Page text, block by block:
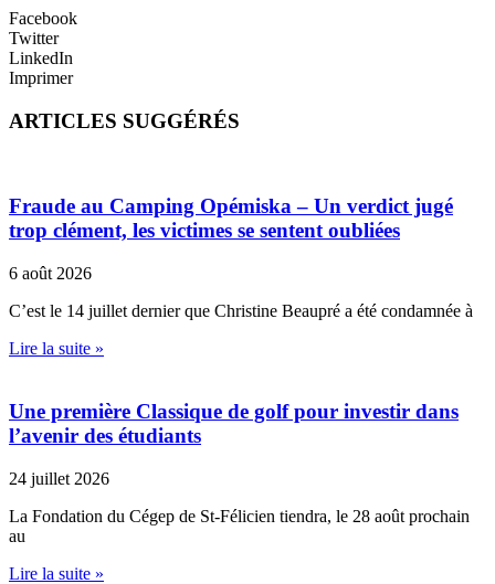
Facebook
Twitter
LinkedIn
Imprimer
ARTICLES SUGGÉRÉS
Fraude au Camping Opémiska – Un verdict jugé
trop clément, les victimes se sentent oubliées
6 août 2026
C’est le 14 juillet dernier que Christine Beaupré a été condamnée à
Lire la suite »
Une première Classique de golf pour investir dans
l’avenir des étudiants
24 juillet 2026
La Fondation du Cégep de St-Félicien tiendra, le 28 août prochain
au
Lire la suite »